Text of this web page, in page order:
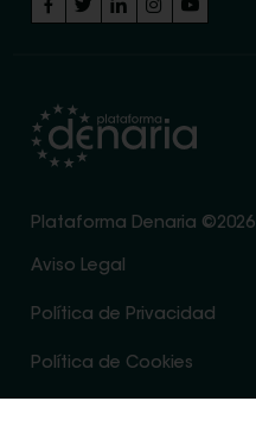
Plataforma Denaria ©2026
Aviso Legal
Política de Privacidad
Política de Cookies